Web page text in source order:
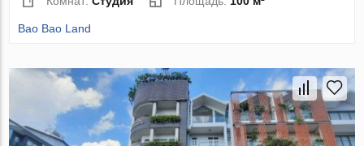
Bao Bao Land